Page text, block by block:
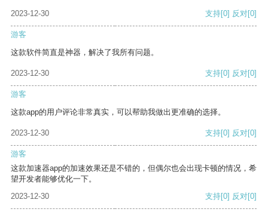
2023-12-30 支持[0] 反对[0]
游客
这款软件简直是神器，解决了我所有问题。
2023-12-30 支持[0] 反对[0]
游客
这款app的用户评论非常真实，可以帮助我做出更准确的选择。
2023-12-30 支持[0] 反对[0]
游客
这款加速器app的加速效果还是不错的，但偶尔也会出现卡顿的情况，希
望开发者能够优化一下。
2023-12-30
支持[0] 反对[0]